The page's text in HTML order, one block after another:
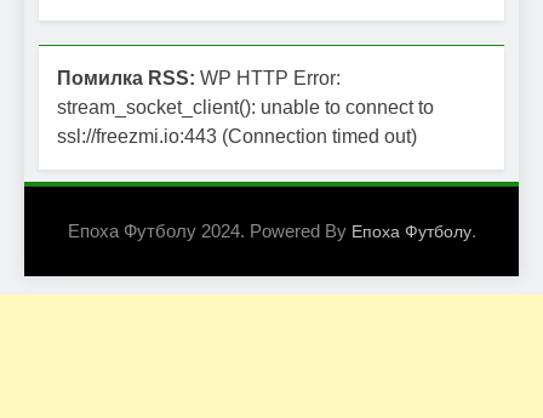
Помилка RSS: WP HTTP Error:
stream_socket_client(): unable to connect to
ssl://freezmi.io:443 (Connection timed out)
Епоха Футболу 2024. Powered By Епоха Футболу.